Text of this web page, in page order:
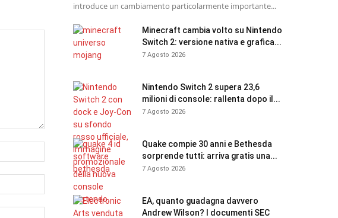
introduce un cambiamento particolarmente importante...
Minecraft cambia volto su Nintendo
Switch 2: versione nativa e grafica...
7 Agosto 2026
Nintendo Switch 2 supera 23,6
milioni di console: rallenta dopo il...
7 Agosto 2026
Quake compie 30 anni e Bethesda
sorprende tutti: arriva gratis una...
7 Agosto 2026
EA, quanto guadagna davvero
Andrew Wilson? I documenti SEC